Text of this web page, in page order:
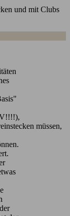
und mit Clubs
müssen,